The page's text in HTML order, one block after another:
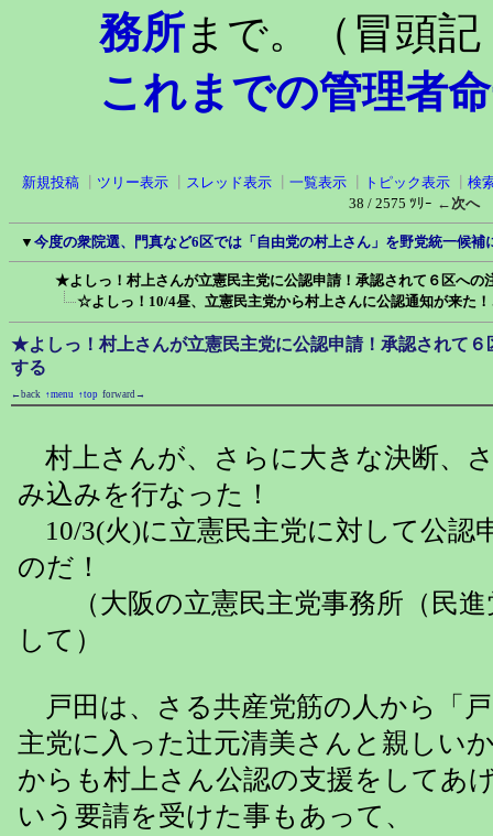
務所まで。 （冒
これまでの管理者
新規投稿 ツリー表示 スレッド表示 一覧表示 トピック表示
検
38 / 2575 ﾂﾘｰ ←次へ
▼ 今度の衆院選、門真など6区では「自由党の村上さん」を野党統一候補
★よしっ！村上さんが立憲民主党に公認申請！承認されて６区への
☆よしっ！10/4昼、立憲民主党から村上さんに公認通知が来た
★よしっ！村上さんが立憲民主党に公認申請！承認されて６
する
←back ↑menu ↑top forward→
村上さんが、さらに大きな決断、
み込みを行なった！
10/3(火)に立憲民主党に対して公認
のだ！
（大阪の立憲民主党事務所（民進
して）
戸田は、さる共産党筋の人から「
主党に入った辻元清美さんと親しい
からも村上さん公認の支援をしてあ
いう要請を受けた事もあって、